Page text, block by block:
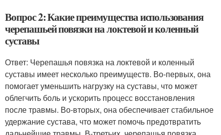
Вопрос 2: Какие преимущества использования
черепашьей повязки на локтевой и коленный
суставы
Ответ: Черепашья повязка на локтевой и коленный
суставы имеет несколько преимуществ. Во-первых, она
помогает уменьшить нагрузку на суставы, что может
облегчить боль и ускорить процесс восстановления
после травмы. Во-вторых, она обеспечивает стабильное
удержание сустава, что может помочь предотвратить